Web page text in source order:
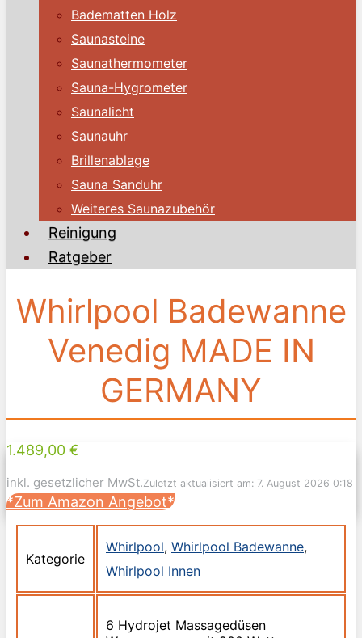
Badematten Holz
Saunasteine
Saunathermometer
Sauna-Hygrometer
Saunalicht
Saunauhr
Brillenablage
Sauna Sanduhr
Weiteres Saunazubehör
Reinigung
Ratgeber
Whirlpool Badewanne
Venedig MADE IN
GERMANY
1.489,00 €
inkl. gesetzlicher MwSt.Zuletzt aktualisiert am: 7. August 2026 0:18
*Zum Amazon Angebot*
Kategorie
Whirlpool, Whirlpool Badewanne,
Whirlpool Innen
6 Hydrojet Massagedüsen